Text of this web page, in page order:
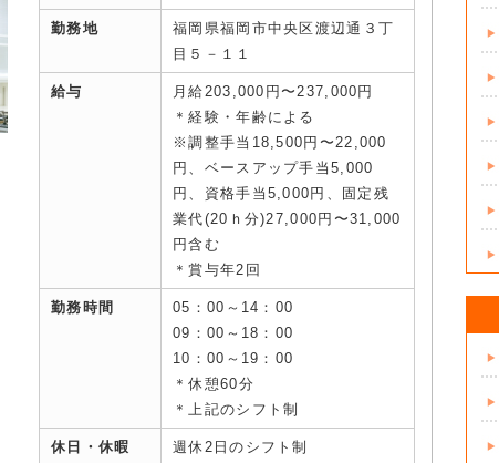
勤務地
福岡県福岡市中央区渡辺通３丁
目５－１１
給与
月給203,000円〜237,000円
＊経験・年齢による
※調整手当18,500円〜22,000
円、ベースアップ手当5,000
円、資格手当5,000円、固定残
業代(20ｈ分)27,000円〜31,000
円含む
＊賞与年2回
勤務時間
05：00～14：00
09：00～18：00
10：00～19：00
＊休憩60分
＊上記のシフト制
休日・休暇
週休2日のシフト制